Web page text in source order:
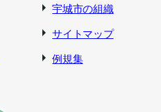
宇城市の組織
サイトマップ
例規集